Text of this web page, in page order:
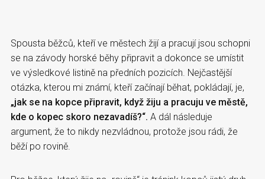
Spousta běžců, kteří ve městech žijí a pracují jsou schopni
se na závody horské běhy připravit a dokonce se umístit
ve výsledkové listině na předních pozicích. Nejčastější
otázka, kterou mi známí, kteří začínají běhat, pokládají, je,
„jak se na kopce připravit, když žiju a pracuju ve městě,
kde o kopec skoro nezavadíš?“. A dál následuje
argument, že to nikdy nezvládnou, protože jsou rádi, že
běží po rovině.